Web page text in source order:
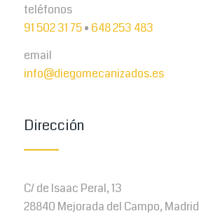
teléfonos
91 502 31 75• 648 253 483
email
info@diegomecanizados.es
Dirección
C/ de Isaac Peral, 13
28840 Mejorada del Campo, Madrid